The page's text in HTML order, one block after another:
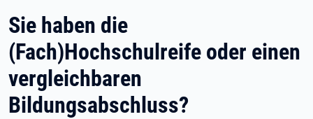
Sie haben die
(Fach)Hochschulreife oder einen
vergleichbaren
Bildungsabschluss?